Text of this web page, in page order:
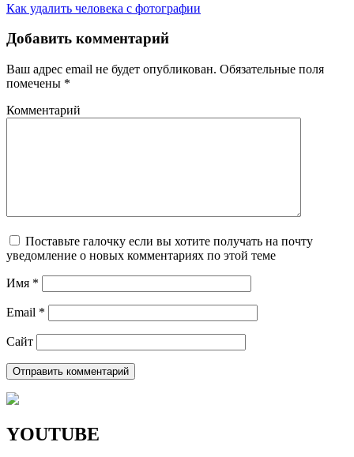
Как удалить человека с фотографии
Добавить комментарий
Ваш адрес email не будет опубликован. Обязательные поля
помечены *
Комментарий
Поставьте галочку если вы хотите получать на почту
уведомление о новых комментариях по этой теме
Имя *
Email *
Сайт
YOUTUBE